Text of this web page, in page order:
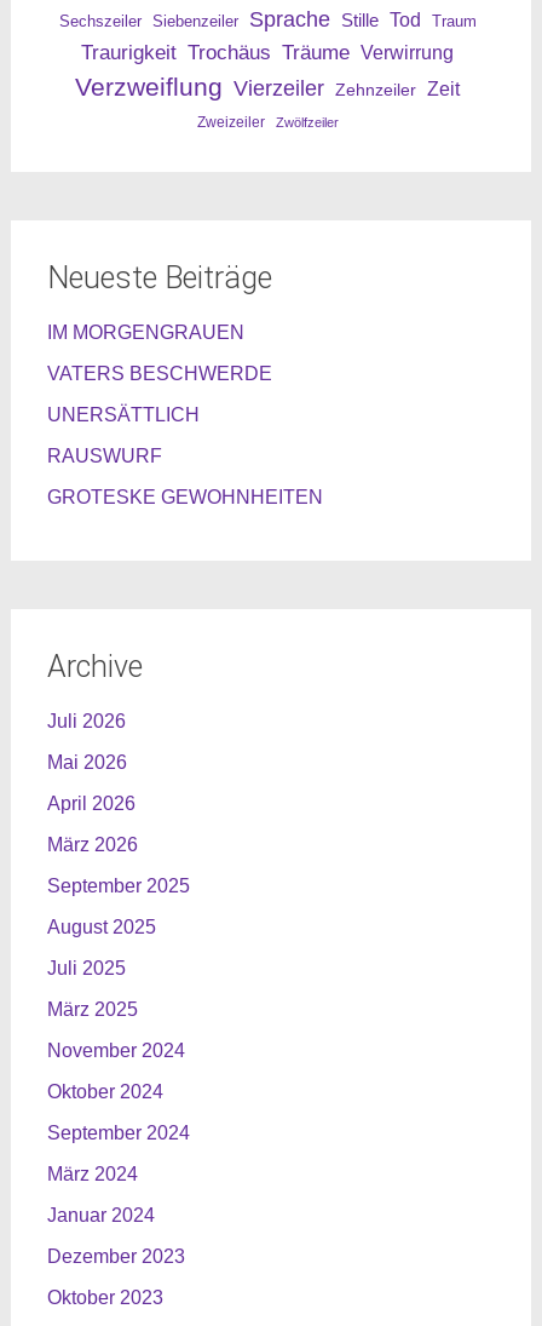
Sechszeiler Siebenzeiler Sprache Stille Tod Traum
Traurigkeit Trochäus Träume Verwirrung
Verzweiflung Vierzeiler Zehnzeiler Zeit
Zweizeiler Zwölfzeiler
Neueste Beiträge
IM MORGENGRAUEN
VATERS BESCHWERDE
UNERSÄTTLICH
RAUSWURF
GROTESKE GEWOHNHEITEN
Archive
Juli 2026
Mai 2026
April 2026
März 2026
September 2025
August 2025
Juli 2025
März 2025
November 2024
Oktober 2024
September 2024
März 2024
Januar 2024
Dezember 2023
Oktober 2023